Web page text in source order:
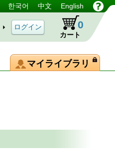
한국어 中文 English
カート
0
マイライブラリ